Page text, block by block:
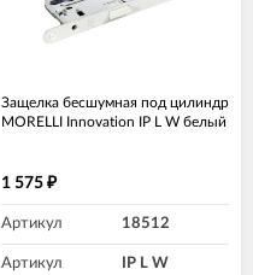
Защелка бесшумная под цилиндр
MORELLI Innovation IP L W белый
1 575 ₽
Артикул 18512
Артикул
IP L W